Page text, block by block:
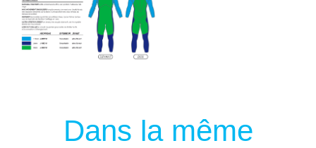
Dans la même